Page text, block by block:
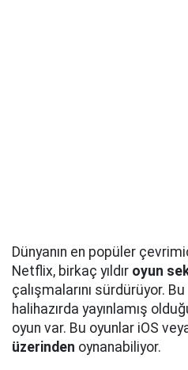
Dünyanın en popüler
Netflix, birkaç yıldır oyun
çalışmalarını sürdürüyor.
halihazırda yayınlamış
oyun var. Bu oyunlar iOS
üzerinden oynanabiliyor.